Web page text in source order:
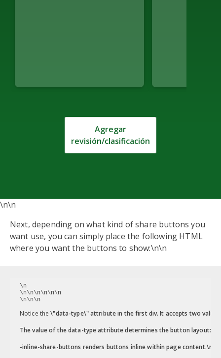
Agregar
revisión/clasificación
\n\n
Next, depending on what kind of share buttons you
want use, you can simply place the following HTML
where you want the buttons to show:\n\n
\n
\n\n\n\n\n\n
\n\n\n
Notice the \"data-type\" attribute in the first div. It accepts two
The value of the data-type attribute determines the button layout:
-inline-share-buttons renders buttons inline within page content.\n\n